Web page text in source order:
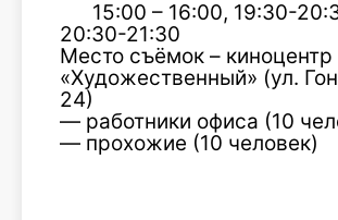
15:00 – 16:00, 19:30-
20:30-21:30
Место съёмок – киноцентр
«Художественный» (ул.
24)
— работники офиса (10
— прохожие (10 человек)